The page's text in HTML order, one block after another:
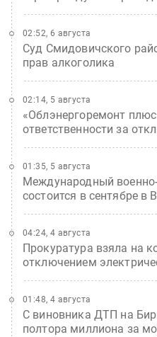
Суд Смидовичского
прав алкоголика
02:52, 6 августа
«Облэнергоремонт
ответственности за
02:14, 5 августа
Международный
состоится в сентябре в
01:35, 5 августа
Прокуратура взяла на
отключением
04:24, 4 августа
С виновника ДТП на
полтора миллиона за
01:48, 4 августа